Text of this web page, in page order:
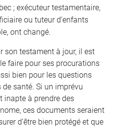
; exécuteur testamentaire,
ou tuteur d’enfants
ont changé.
son testament à jour, il est
faire pour ses procurations
bien pour les questions
santé. Si un imprévu
inapte à prendre des
ces documents seraient
d’être bien protégé et que